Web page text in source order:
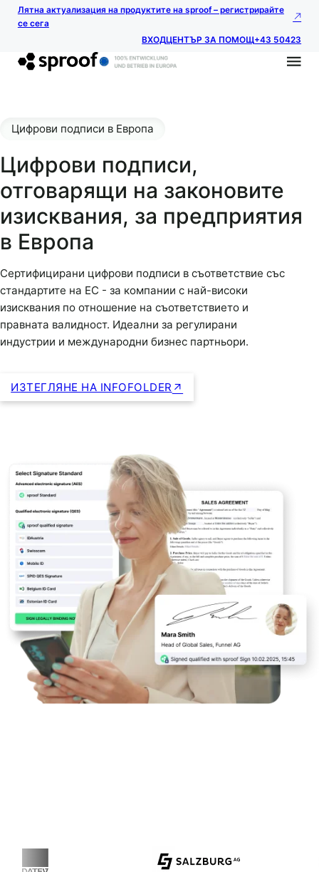
Лятна актуализация на продуктите на sproof – регистрирайте
се сега
ВХОДЦЕНТЪР ЗА ПОМОЩ+43 50423
Цифрови подписи,
отговарящи на законовите
изисквания, за предприятия
в Европа
Цифрови подписи в Европа
Сертифицирани цифрови подписи в съответствие със
стандартите на ЕС - за компании с най-високи
изисквания по отношение на съответствието и
правната валидност. Идеални за регулирани
индустрии и международни бизнес партньори.
ИЗТЕГЛЯНЕ НА INFOFOLDER